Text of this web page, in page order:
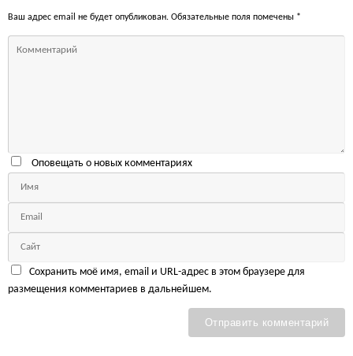
Ваш адрес email не будет опубликован. Обязательные поля помечены *
Оповещать о новых комментариях
Сохранить моё имя, email и URL-адрес в этом браузере для
размещения комментариев в дальнейшем.